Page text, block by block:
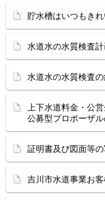
貯水槽はいつもきれ
水道水の水質検査
水道水の水質検査
上下水道料金・公
公募型プロポーザ
証明書及び図面等
吉川市水道事業お